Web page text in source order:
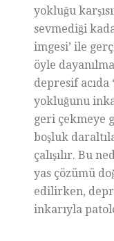
yokluğu
sevmediği
imgesi’ ile
öyle
depresif acıda
yokluğunu
geri çekmeye
boşluk
çalışılır. Bu
yas çözümü
edilirken,
inkarıyla